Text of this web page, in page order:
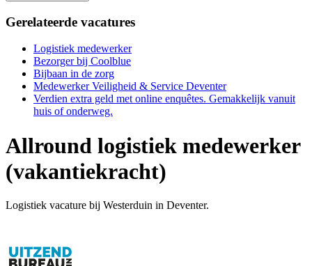
Gerelateerde vacatures
Logistiek medewerker
Bezorger bij Coolblue
Bijbaan in de zorg
Medewerker Veiligheid & Service Deventer
Verdien extra geld met online enquêtes. Gemakkelijk vanuit
huis of onderweg.
Allround logistiek medewerker
(vakantiekracht)
Logistiek vacature bij Westerduin in Deventer.